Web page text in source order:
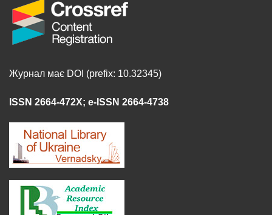
Журнал має DOI (prefix: 10.32345)
ISSN 2664-472X; e-ISSN 2664-4738